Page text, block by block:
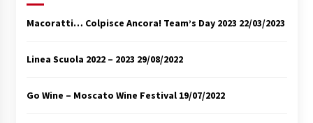
Macoratti… Colpisce Ancora! Team’s Day 2023 22/03/2023
Linea Scuola 2022 – 2023 29/08/2022
Go Wine – Moscato Wine Festival 19/07/2022